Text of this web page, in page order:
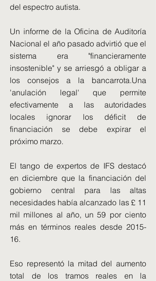
del espectro autista.
Un informe de la Oficina de Auditoría
Nacional el año pasado advirtió que el
sistema era "financieramente
insostenible" y se arriesgó a obligar a
los consejos a la bancarrota.Una
'anulación legal' que permite
efectivamente a las autoridades
locales ignorar los déficit de
financiación se debe expirar el
próximo marzo.
El tango de expertos de IFS destacó
en diciembre que la financiación del
gobierno central para las altas
necesidades había alcanzado las £ 11
mil millones al año, un 59 por ciento
más en términos reales desde 2015-
16.
Eso representó la mitad del aumento
total de los tramos reales en la